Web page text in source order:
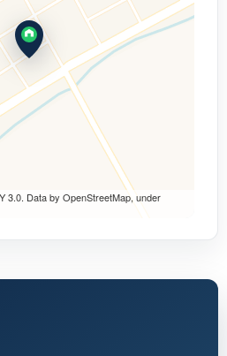
3.0. Data by OpenStreetMap, under